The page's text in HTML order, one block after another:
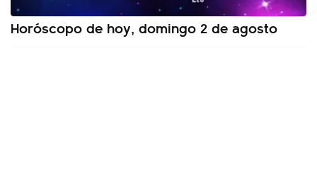
Horóscopo de hoy, domingo 2 de agosto